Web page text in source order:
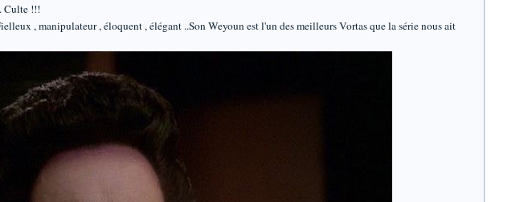
Culte !!!
, manipulateur , éloquent , élégant ..Son Weyoun est l'un des meilleurs Vortas que la série nous ait